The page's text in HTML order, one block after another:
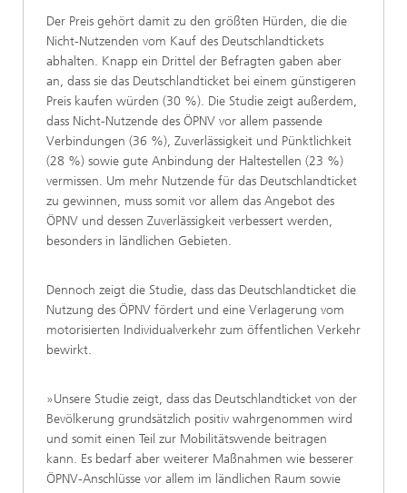
Der Preis gehört damit zu den größten Hürden, die die
Nicht-Nutzenden vom Kauf des Deutschlandtickets
abhalten. Knapp ein Drittel der Befragten gaben aber
an, dass sie das Deutschlandticket bei einem günstigeren
Preis kaufen würden (30 %). Die Studie zeigt außerdem,
dass Nicht-Nutzende des ÖPNV vor allem passende
Verbindungen (36 %), Zuverlässigkeit und Pünktlichkeit
(28 %) sowie gute Anbindung der Haltestellen (23 %)
vermissen. Um mehr Nutzende für das Deutschlandticket
zu gewinnen, muss somit vor allem das Angebot des
ÖPNV und dessen Zuverlässigkeit verbessert werden,
besonders in ländlichen Gebieten.
Dennoch zeigt die Studie, dass das Deutschlandticket die
Nutzung des ÖPNV fördert und eine Verlagerung vom
motorisierten Individualverkehr zum öffentlichen Verkehr
bewirkt.
»Unsere Studie zeigt, dass das Deutschlandticket von der
Bevölkerung grundsätzlich positiv wahrgenommen wird
und somit einen Teil zur Mobilitätswende beitragen
kann. Es bedarf aber weiterer Maßnahmen wie besserer
ÖPNV-Anschlüsse vor allem im ländlichen Raum sowie